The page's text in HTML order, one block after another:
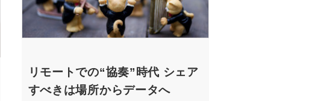
リモートでの“協奏”時代 シェア
すべきは場所からデータへ